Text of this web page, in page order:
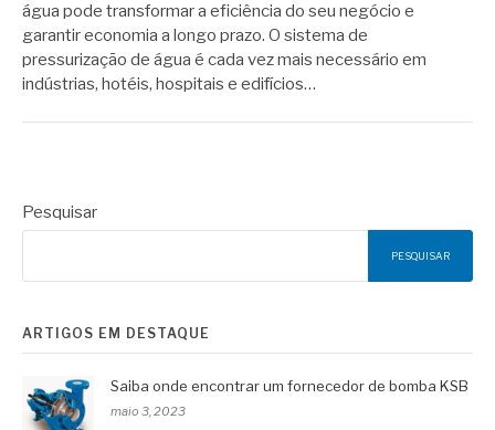
água pode transformar a eficiência do seu negócio e
garantir economia a longo prazo. O sistema de
pressurização de água é cada vez mais necessário em
indústrias, hotéis, hospitais e edifícios…
Pesquisar
PESQUISAR
ARTIGOS EM DESTAQUE
Saiba onde encontrar um fornecedor de bomba KSB
maio 3, 2023